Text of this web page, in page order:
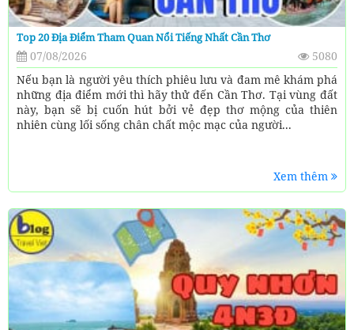
Top 20 Địa Điểm Tham Quan Nổi Tiếng Nhất Cần Thơ
07/08/2026
5080
Nếu bạn là người yêu thích phiêu lưu và đam mê khám phá
những địa điểm mới thì hãy thử đến Cần Thơ. Tại vùng đất
này, bạn sẽ bị cuốn hút bởi vẻ đẹp thơ mộng của thiên
nhiên cùng lối sống chân chất mộc mạc của người...
Xem thêm